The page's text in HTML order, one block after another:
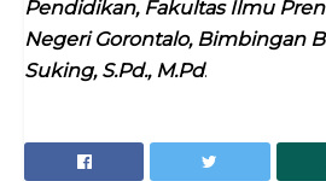
Pendidikan, Fakultas Ilmu
Negeri Gorontalo, Bimbingan
Suking, S.Pd., M.Pd.